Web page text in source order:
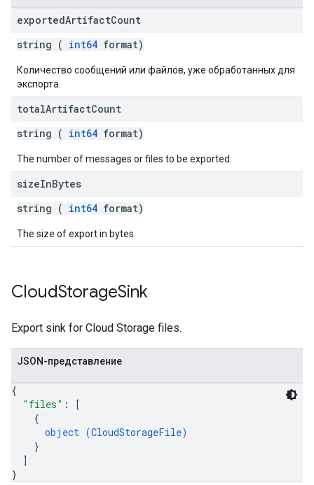
exportedArtifactCount
string ( int64 format)
Количество сообщений или файлов, уже обработанных для
экспорта.
totalArtifactCount
string ( int64 format)
The number of messages or files to be exported.
sizeInBytes
string ( int64 format)
The size of export in bytes.
CloudStorageSink
Export sink for Cloud Storage files.
JSON-представление
{
"files" :
[
{
object (CloudStorageFile)
}
]
}